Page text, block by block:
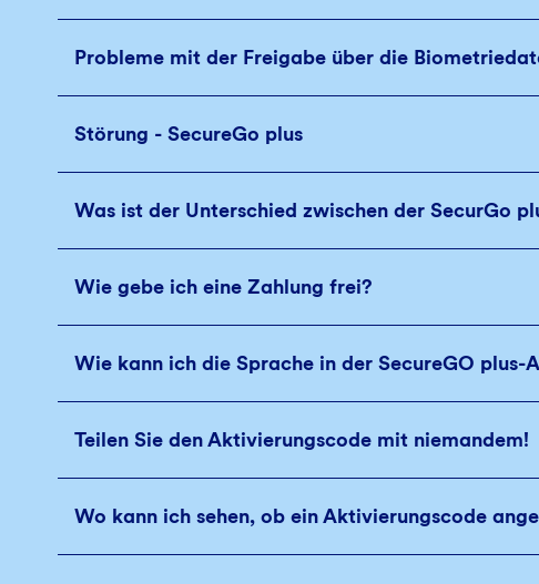
Probleme mit der Freigabe über die
Störung - SecureGo plus
Was ist der Unterschied zwischen der SecurGo
Wie gebe ich eine Zahlung frei?
Wie kann ich die Sprache in der SecureGO plus-
Teilen Sie den Aktivierungscode mit niemandem!
Wo kann ich sehen, ob ein Aktivierungscode